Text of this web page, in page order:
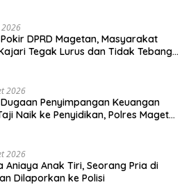
DPRD Magetan, Masyarakat
Tegak Lurus dan Tidak Tebang
2026
Penyimpangan Keuangan
Naik ke Penyidikan, Polres Magetan
2026
Aniaya Anak Tiri, Seorang Pria di
Dilaporkan ke Polisi